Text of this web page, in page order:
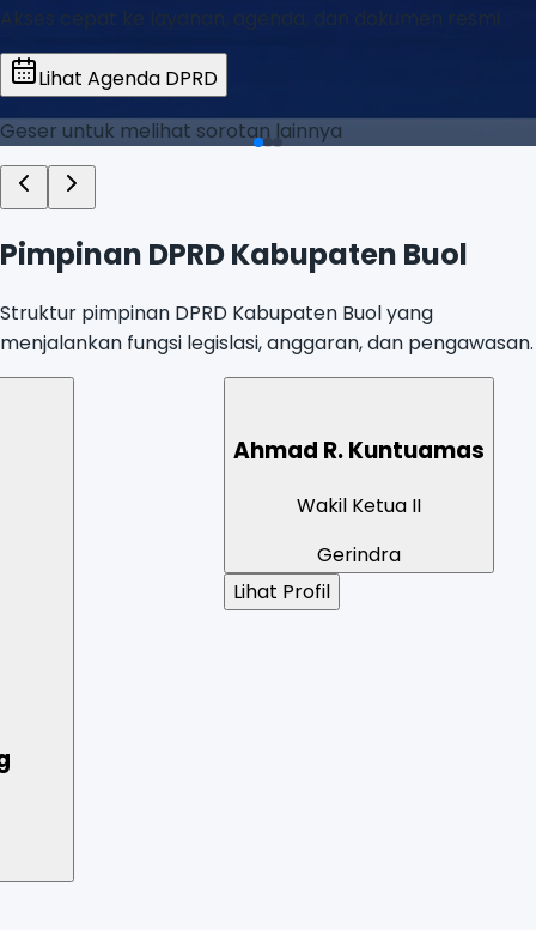
Akses cepat ke layanan, agenda, dan dokumen resmi.
Lihat Agenda DPRD
Geser untuk melihat sorotan lainnya
Pimpinan DPRD Kabupaten Buol
Struktur pimpinan DPRD Kabupaten Buol yang
menjalankan fungsi legislasi, anggaran, dan pengawasan.